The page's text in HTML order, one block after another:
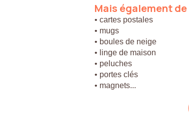
Mais égalementde
• cartes postales
• mugs
• boules de neige
• linge de maison
• peluches
• portes clés
• magnets...